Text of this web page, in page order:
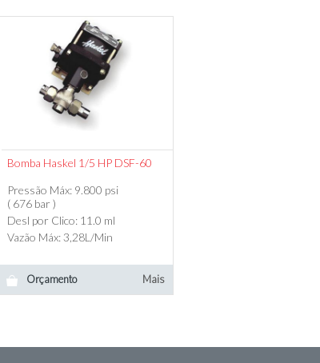
Bomba Haskel 1/5 HP DSF-60
Pressão Máx: 9.800 psi
( 676 bar )
Desl por Clico: 11.0 ml
Vazão Máx: 3,28L/Min
Orçamento Mais